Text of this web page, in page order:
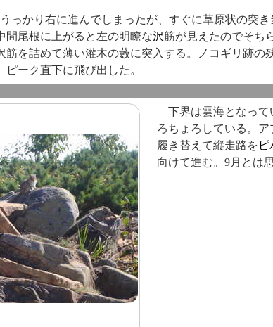
っかり右に進んでしまったが、すぐに草原状の突
間尾根に上がると左の明瞭な沢筋が見えたのでそち
筋を詰めて薄い灌木の藪に突入する。ノコギリ跡の
ーク直下に飛び出した。
下界は雲海となって
ろちょろしている。
履き替えて縦走路を
向けて進む。9月とは